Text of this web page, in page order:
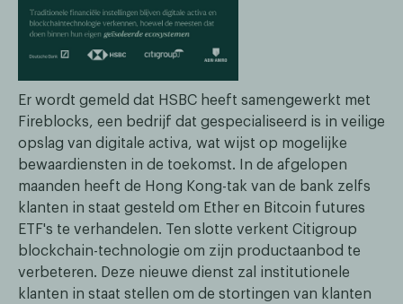
Er wordt gemeld dat HSBC heeft samengewerkt met
Fireblocks, een bedrijf dat gespecialiseerd is in veilige
opslag van digitale activa, wat wijst op mogelijke
bewaardiensten in de toekomst. In de afgelopen
maanden heeft de Hong Kong-tak van de bank zelfs
klanten in staat gesteld om Ether en Bitcoin futures
ETF's te verhandelen. Ten slotte verkent Citigroup
blockchain-technologie om zijn productaanbod te
verbeteren. Deze nieuwe dienst zal institutionele
klanten in staat stellen om de stortingen van klanten